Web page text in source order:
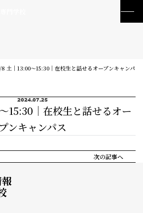
8 土｜13:00～15:30｜在校生と話せるオープンキャンパ
2024.07.25
15:30｜在校生と話せるオー
プンキャンパス
次の記事へ